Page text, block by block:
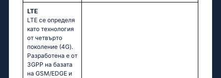
LTE
LTE се определя
като технология
от четвърто
поколение (4G).
Разработена е от
3GPP на базата
на GSM/EDGE и